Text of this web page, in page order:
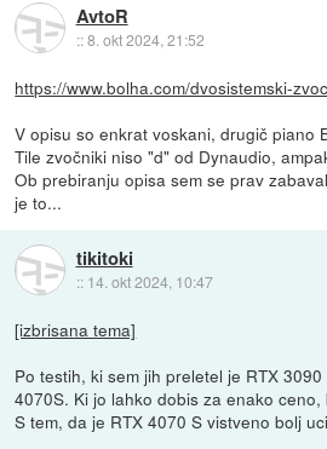
AvtoR
::8. okt 2024, 21:52
https://www.bolha.com/dvosistemski-
V opisu so enkrat voskani, drugič piano
Tile zvočniki niso "d" od Dynaudio,
Ob prebiranju opisa sem se prav
je to...
tikitoki
:: 14. okt 2024, 10:47
[izbrisana tema]
Po testih, ki sem jih preletel je RTX
4070S. Ki jo lahko dobis za enako
S tem, da je RTX 4070 S vistveno bolj